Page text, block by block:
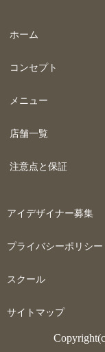
ホーム
コンセプト
メニュー
店舗一覧
注意点と保証
アイデザイナー募集
プライバシーポリシー
スクール
サイトマップ